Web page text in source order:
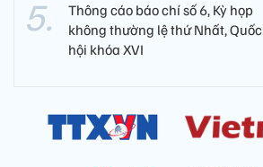
Thông cáo báo chí số 6, Kỳ họp
không thường lệ thứ Nhất, Quốc
hội khóa XVI